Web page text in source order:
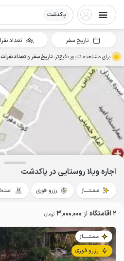
پاکدشت
اجاره ویلا روستایی در پاکدشت
مـمـتــــاز رزرو فوری
2 اقامتگاه از 3٬000٬000 تومان
مـمـتــــــاز
رزرو فوری
تاریخ سفر تعداد
برای مشاهده نتایج دقیق‌تر، تاریخ سفرو تعداد نفرات